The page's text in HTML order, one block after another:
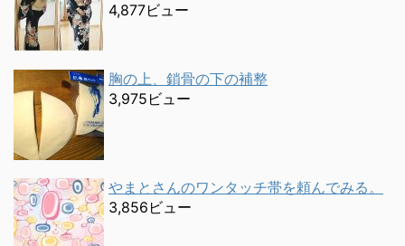
4,877ビュー
胸の上、鎖骨の下の補整
3,975ビュー
やまとさんのワンタッチ帯を頼んでみる。
3,856ビュー